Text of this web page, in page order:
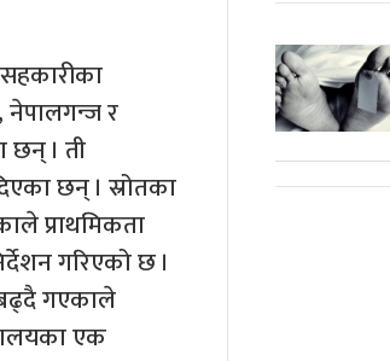
नेपालगन्ज र
छन् । ती
छन् । स्रोतका
प्राथमिकता
गरिएको छ ।
गएकाले
एक